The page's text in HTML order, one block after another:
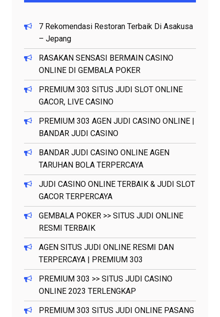
7 Rekomendasi Restoran Terbaik Di Asakusa
– Jepang
RASAKAN SENSASI BERMAIN CASINO
ONLINE DI GEMBALA POKER
PREMIUM 303 SITUS JUDI SLOT ONLINE
GACOR, LIVE CASINO
PREMIUM 303 AGEN JUDI CASINO ONLINE |
BANDAR JUDI CASINO
BANDAR JUDI CASINO ONLINE AGEN
TARUHAN BOLA TERPERCAYA
JUDI CASINO ONLINE TERBAIK & JUDI SLOT
GACOR TERPERCAYA
GEMBALA POKER >> SITUS JUDI ONLINE
RESMI TERBAIK
AGEN SITUS JUDI ONLINE RESMI DAN
TERPERCAYA | PREMIUM 303
PREMIUM 303 >> SITUS JUDI CASINO
ONLINE 2023 TERLENGKAP
PREMIUM 303 SITUS JUDI ONLINE PASANG